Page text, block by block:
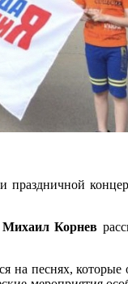
праздничной
Михаил Корнев
песнях, которые